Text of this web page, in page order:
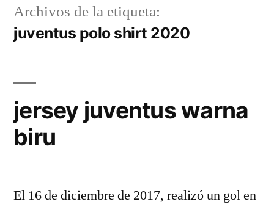
Archivos de la etiqueta:
juventus polo shirt 2020
jersey juventus warna
biru
El 16 de diciembre de 2017, realizó un gol en